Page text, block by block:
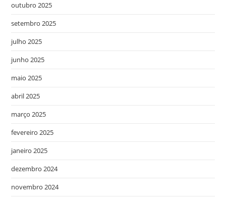
outubro 2025
setembro 2025
julho 2025
junho 2025
maio 2025
abril 2025
março 2025
fevereiro 2025
janeiro 2025
dezembro 2024
novembro 2024